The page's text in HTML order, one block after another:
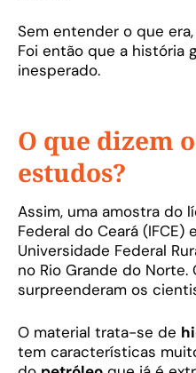
Sem entender o que
Foi então que a história
inesperado.
O que dizem
estudos?
Assim, uma amostra do
Federal do Ceará (IFCE)
Universidade Federal
no Rio Grande do
surpreenderam os
O material trata-se de
tem características